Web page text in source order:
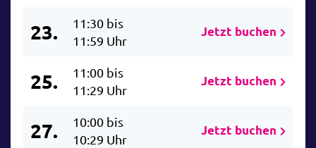
23.
11:30 bis
11:59 Uhr
Jetzt buchen
25.
11:00 bis
11:29 Uhr
Jetzt buchen
27.
10:00 bis
10:29 Uhr
Jetzt buchen